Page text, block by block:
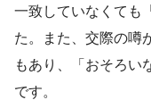
一致していなくても
た。また、交際の噂
もあり、「おそろい
です。